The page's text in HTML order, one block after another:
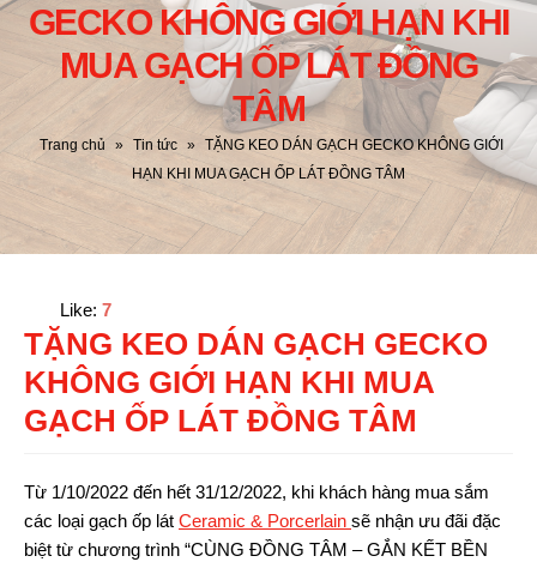
GECKO KHÔNG GIỚI HẠN KHI
MUA GẠCH ỐP LÁT ĐỒNG
TÂM
Trang chủ » Tin tức » TẶNG KEO DÁN GẠCH GECKO KHÔNG GIỚI
HẠN KHI MUA GẠCH ỐP LÁT ĐỒNG TÂM
Like: 7
TẶNG KEO DÁN GẠCH GECKO
KHÔNG GIỚI HẠN KHI MUA
GẠCH ỐP LÁT ĐỒNG TÂM
Từ 1/10/2022 đến hết 31/12/2022, khi khách hàng mua sắm
các loại gạch ốp lát Ceramic & Porcerlain sẽ nhận ưu đãi đặc
biệt từ chương trình “CÙNG ĐỒNG TÂM – GẮN KẾT BỀN